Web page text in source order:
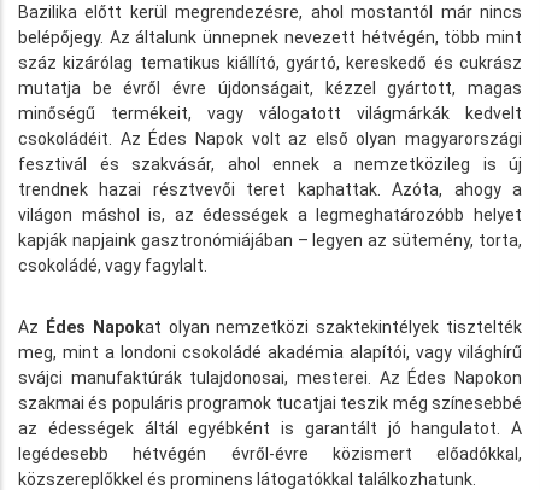
Bazilika előtt kerül megrendezésre, ahol mostantól már nincs
belépőjegy. Az általunk ünnepnek nevezett hétvégén, több mint
száz kizárólag tematikus kiállító, gyártó, kereskedő és cukrász
mutatja be évről évre újdonságait, kézzel gyártott, magas
minőségű termékeit, vagy válogatott világmárkák kedvelt
csokoládéit. Az Édes Napok volt az első olyan magyarországi
fesztivál és szakvásár, ahol ennek a nemzetközileg is új
trendnek hazai résztvevői teret kaphattak. Azóta, ahogy a
világon máshol is, az édességek a legmeghatározóbb helyet
kapják napjaink gasztronómiájában – legyen az sütemény, torta,
csokoládé, vagy fagylalt.
Az Édes Napokat olyan nemzetközi szaktekintélyek tisztelték
meg, mint a londoni csokoládé akadémia alapítói, vagy világhírű
svájci manufaktúrák tulajdonosai, mesterei. Az Édes Napokon
szakmai és populáris programok tucatjai teszik még színesebbé
az édességek áltál egyébként is garantált jó hangulatot. A
legédesebb hétvégén évről-évre közismert előadókkal,
közszereplőkkel és prominens látogatókkal találkozhatunk.